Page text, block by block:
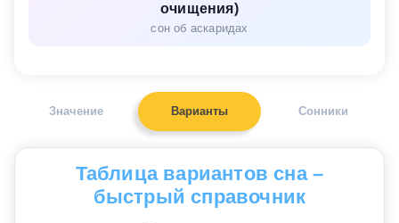
очищения)
сон об аскаридах
Значение Варианты Сонники
Таблица вариантов сна –
быстрый справочник